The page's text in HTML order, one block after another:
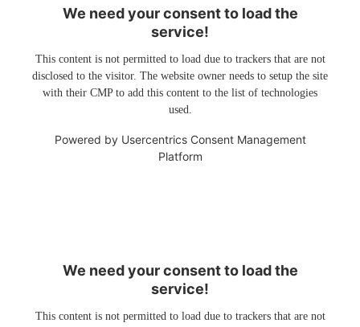
We need your consent to load the
service!
This content is not permitted to load due to trackers that are not
disclosed to the visitor. The website owner needs to setup the site
with their CMP to add this content to the list of technologies
used.
Powered by Usercentrics Consent Management
Platform
We need your consent to load the
service!
This content is not permitted to load due to trackers that are not